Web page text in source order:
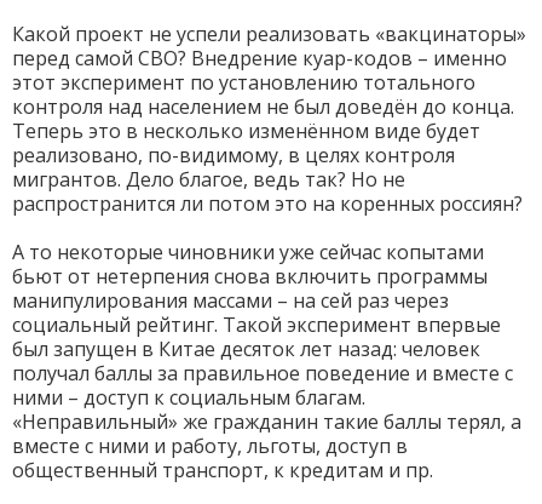
Какой проект не успели реализовать «вакцинаторы»
перед самой СВО? Внедрение куар-кодов – именно
этот эксперимент по установлению тотального
контроля над населением не был доведён до конца.
Теперь это в несколько изменённом виде будет
реализовано, по-видимому, в целях контроля
мигрантов. Дело благое, ведь так? Но не
распространится ли потом это на коренных россиян?
А то некоторые чиновники уже сейчас копытами
бьют от нетерпения снова включить программы
манипулирования массами – на сей раз через
социальный рейтинг. Такой эксперимент впервые
был запущен в Китае десяток лет назад: человек
получал баллы за правильное поведение и вместе с
ними – доступ к социальным благам.
«Неправильный» же гражданин такие баллы терял, а
вместе с ними и работу, льготы, доступ в
общественный транспорт, к кредитам и пр.